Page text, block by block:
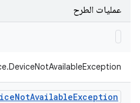
عمليات الطرح
NotAvailableException